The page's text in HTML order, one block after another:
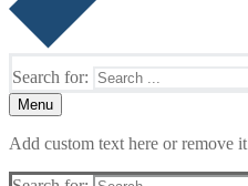
Search for:
Menu
Add custom text here or remove it